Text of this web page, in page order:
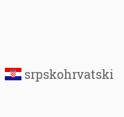
srpskohrvatski